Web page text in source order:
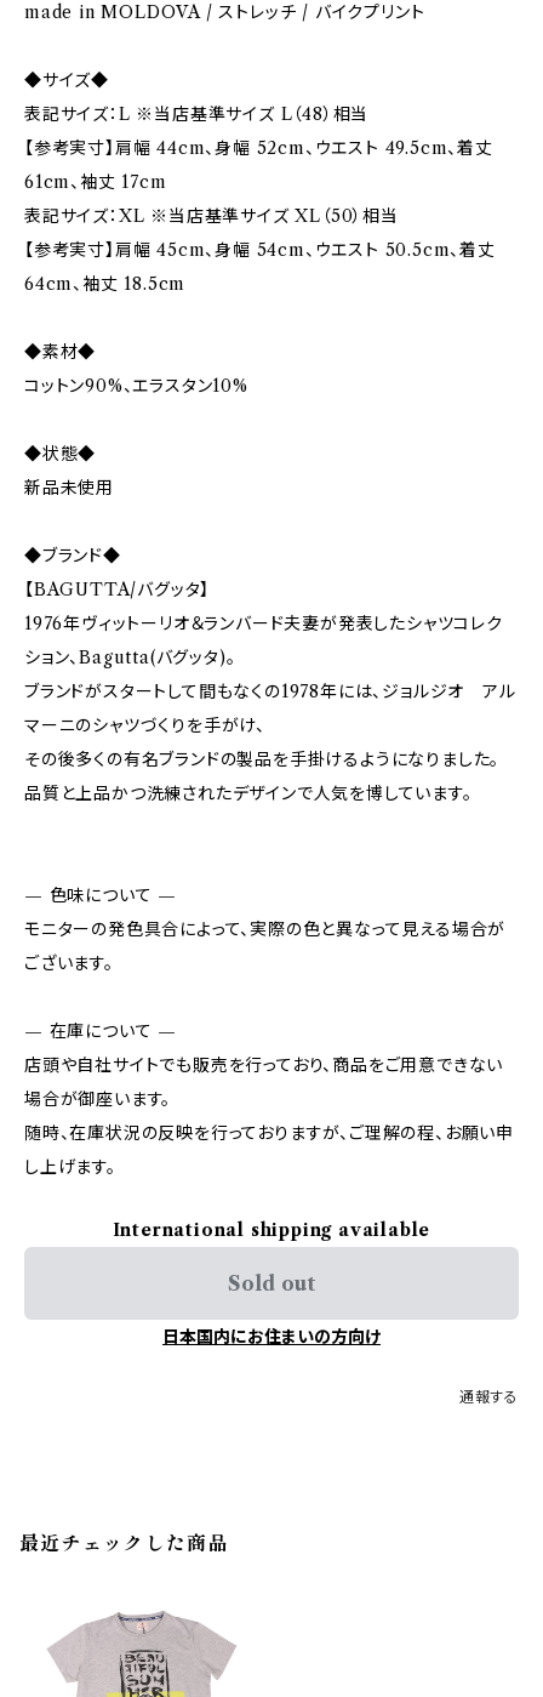
made in MOLDOVA / ストレッチ / バイクプリント
◆サイズ◆
表記サイズ：L ※当店基準サイズ L（48）相当
【参考実寸】肩幅 44cm、身幅 52cm、ウエスト 49.5cm、着丈
61cm、袖丈 17cm
表記サイズ：XL ※当店基準サイズ XL（50）相当
【参考実寸】肩幅 45cm、身幅 54cm、ウエスト 50.5cm、着丈
64cm、袖丈 18.5cm
◆素材◆
コットン90%、エラスタン10%
◆状態◆
新品未使用
◆ブランド◆
【BAGUTTA/バグッタ】
1976年ヴィットーリオ＆ランバード夫妻が発表したシャツコレク
ション、Bagutta(バグッタ)。
ブランドがスタートして間もなくの1978年には、ジョルジオ アル
マーニのシャツづくりを手がけ、
その後多くの有名ブランドの製品を手掛けるようになりました。
品質と上品かつ洗練されたデザインで人気を博しています。
— 色味について —
モニターの発色具合によって、実際の色と異なって見える場合が
ございます。
— 在庫について —
店頭や自社サイトでも販売を行っており、商品をご用意できない
場合が御座います。
随時、在庫状況の反映を行っておりますが、ご理解の程、お願い申
し上げます。
International shipping available
Sold out
日本国内にお住まいの方向け
通報する
最近チェックした商品